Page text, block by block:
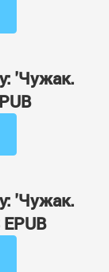
'Чужак.
'Чужак.